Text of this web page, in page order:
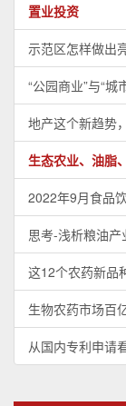
置业投资
示范区怎样做出
“公园商业”与“
地产这个新趋势
生态农业、油脂
2022年9月食品
思考-浅析粮油
这12个农药新品
生物农药市场百
从国内专利申请